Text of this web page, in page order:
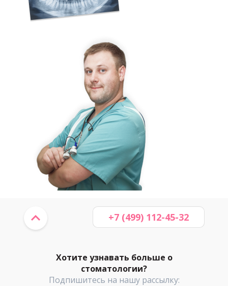
Хотите узнавать больше о
стоматологии?
Подпишитесь на нашу рассылку:
+7 (499) 112-45-32